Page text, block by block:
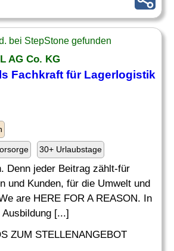
bei StepStone gefunden
AG Co. KG
Fachkraft für Lagerlogistik
30+ Urlaubstage
Denn jeder Beitrag zählt-für
und Kunden, für die Umwelt und
are HERE FOR A REASON. In
[...]
ZUM STELLENANGEBOT